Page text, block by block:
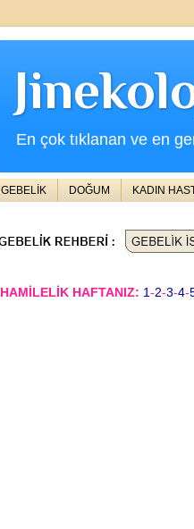
En çok tıklanan ve en
GEBELİK DOĞUM KADIN
HAMİLELİK HAFTANIZ: 1 -2-3-4-